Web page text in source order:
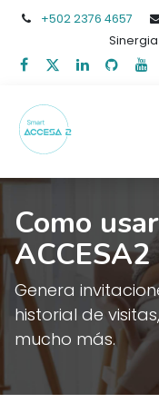
+5022376 4657
Como
ACCESA2
Genera
historial de
mucho más.